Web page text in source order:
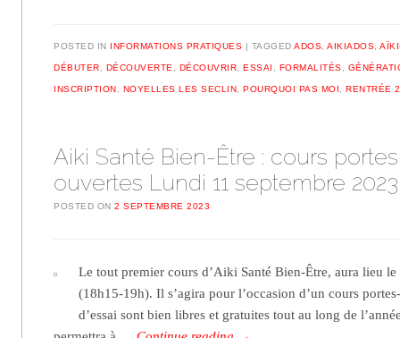
POSTED IN INFORMATIONS PRATIQUES TAGGEDADOS ,AIKIADOS ,
DÉBUTER DÉCOUVERTE DÉCOUVRIR ,ESSAI FORMALITÉS
INSCRIPTION NOYELLES LES SECLIN ,POURQUOI PAS MOI ,RENTRÉE
Aiki Santé Bien-Être : cours
ouvertes Lundi 11 septembre 2023
POSTED ON2 SEPTEMBRE 2023
Le tout premier cours d’Aiki Santé Bien-Être, aura lieu
(18h15-19h). Il s’agira pour l’occasion d’un cours
d’essai sont bien libres et gratuites tout au long de